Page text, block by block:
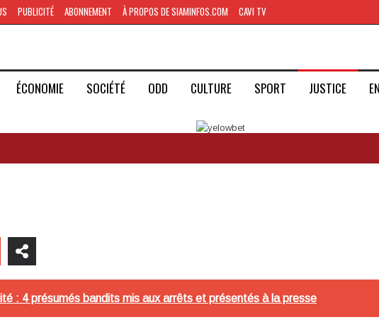
PUBLICITÉ ABONNEMENT À PROPOS DE SIAMINFOS.COM CAVI TV
ÉCONOMIE SOCIÉTÉ ODD CULTURE SPORT JUSTICE
: 4 présumés bandits mis aux arrêts et présentés à la presse